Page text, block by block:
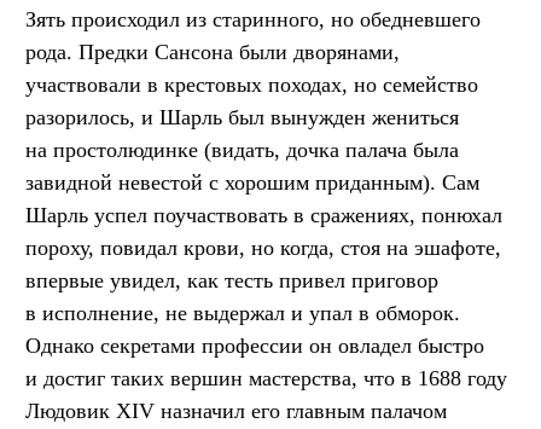
Зять происходил из старинного, но обедневшего
рода. Предки Сансона были дворянами,
участвовали в крестовых походах, но семейство
разорилось, и Шарль был вынужден жениться
на простолюдинке (видать, дочка палача была
завидной невестой с хорошим приданным). Сам
Шарль успел поучаствовать в сражениях, понюхал
пороху, повидал крови, но когда, стоя на эшафоте,
впервые увидел, как тесть привел приговор
в исполнение, не выдержал и упал в обморок.
Однако секретами профессии он овладел быстро
и достиг таких вершин мастерства, что в 1688 году
Людовик XIV назначил его главным палачом